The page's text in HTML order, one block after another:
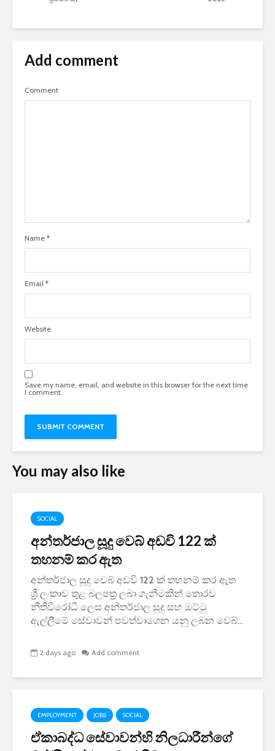
Add comment
Comment
Name *
Email *
Website
Save my name, email, and website in this browser for the next time
I comment.
You may also like
SOCIAL
අන්තර්ජාල සූදු වෙබ් අඩවි 122 ක්
තහනම් කර ඇත
අන්තර්ජාල සූදු වෙබ් අඩවි 122 ක් තහනම් කර ඇත
ශ්‍රී ලංකාව තුළ බලපත්‍ර ලබා ගැනීමකින් තොරව
නීතිවිරෝධී ලෙස අන්තර්ජාල සූදු සහ ඔට්ටු
ඇල්ලීමේ සේවාවන් පවත්වාගෙන යනු ලබන වෙබ්...
2 days ago Add comment
EMPLOYMENT JOBS SOCIAL
ඒකාබද්ධ සේවාවන්හි නිලධාරීන්ගේ